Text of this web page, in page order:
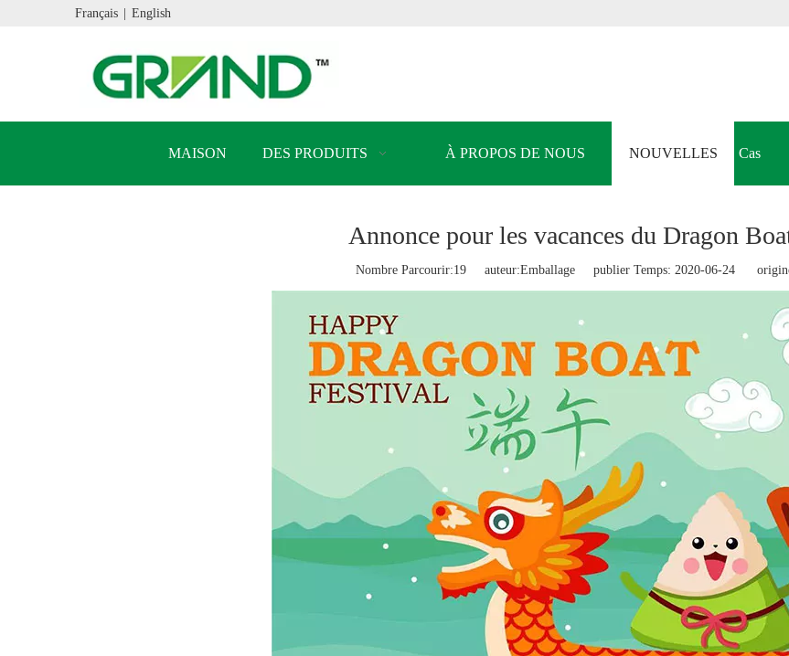
Français English
MAISON DES PRODUITS À PROPOS DE NOUS NOUVELLES Cas
Annonce pour les vacances du Dragon
Nombre Parcourir:19auteur:Emballage publier Temps: 2020-06-24